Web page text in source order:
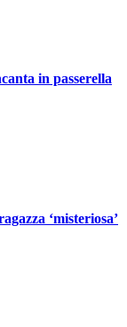
in passerella
‘misteriosa’